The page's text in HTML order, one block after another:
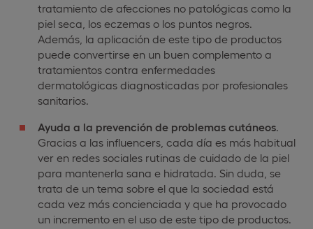
tratamiento de afecciones no patológicas como la
piel seca, los eczemas o los puntos negros.
Además, la aplicación de este tipo de productos
puede convertirse en un buen complemento a
tratamientos contra enfermedades
dermatológicas diagnosticadas por profesionales
sanitarios.
Ayuda a la prevención de problemas cutáneos
Gracias a las influencers, cada día es más habitual
ver en redes sociales rutinas de cuidado de la piel
para mantenerla sana e hidratada. Sin duda, se
trata de un tema sobre el que la sociedad está
cada vez más concienciada y que ha provocado
un incremento en el uso de este tipo de productos.